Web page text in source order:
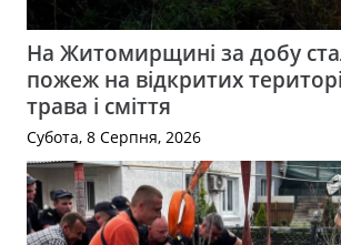
На Житомирщині за добу
пожеж на відкритих
трава і сміття
Субота, 8 Серпня, 2026